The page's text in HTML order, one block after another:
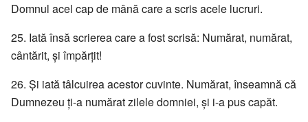
Domnul acel cap de mână care a scris acele lucruri.
25. Iată însă scrierea care a fost scrisă: Numărat, numărat,
cântărit, și împărțit!
26. Și iată tâlcuirea acestor cuvinte. Numărat, înseamnă că
Dumnezeu ți-a numărat zilele domniei, și i-a pus capăt.